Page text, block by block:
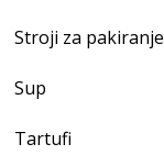
Stroji za pakiranje
Sup
Tartufi